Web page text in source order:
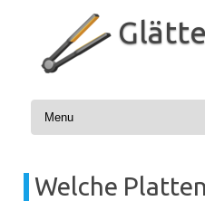
Welche